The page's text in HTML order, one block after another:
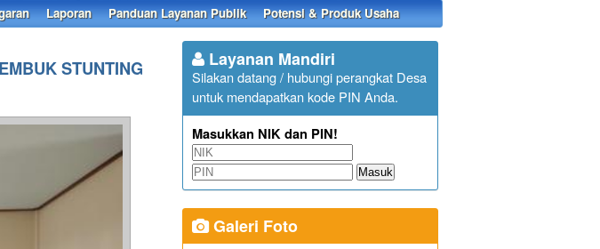
Laporan Panduan Layanan Publik Potensi & Produk Usaha
STUNTING Layanan Mandiri
Silakan datang / hubungi perangkat Desa
untuk mendapatkan kode PIN Anda.
Masukkan NIK dan PIN!
Masuk
Galeri Foto